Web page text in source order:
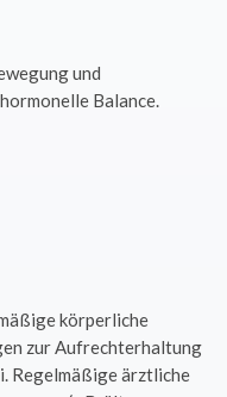
und
Balance.
körperliche
zur Aufrechterhaltung
Regelmäßige ärztliche